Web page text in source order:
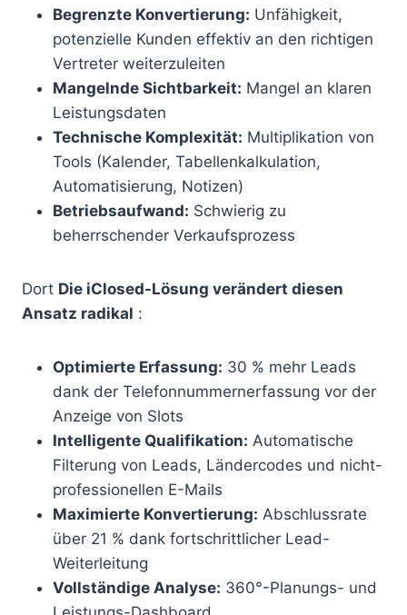
Begrenzte Konvertierung: Unfähigkeit,
potenzielle Kunden effektiv an den richtigen
Vertreter weiterzuleiten
Mangelnde Sichtbarkeit: Mangel an klaren
Leistungsdaten
Technische Komplexität: Multiplikation von
Tools (Kalender, Tabellenkalkulation,
Automatisierung, Notizen)
Betriebsaufwand: Schwierig zu
beherrschender Verkaufsprozess
Dort Die iClosed-Lösung verändert diesen
Ansatz radikal :
Optimierte Erfassung: 30 % mehr Leads
dank der Telefonnummernerfassung vor der
Anzeige von Slots
Intelligente Qualifikation: Automatische
Filterung von Leads, Ländercodes und nicht-
professionellen E-Mails
Maximierte Konvertierung: Abschlussrate
über 21 % dank fortschrittlicher Lead-
Weiterleitung
Vollständige Analyse: 360°-Planungs- und